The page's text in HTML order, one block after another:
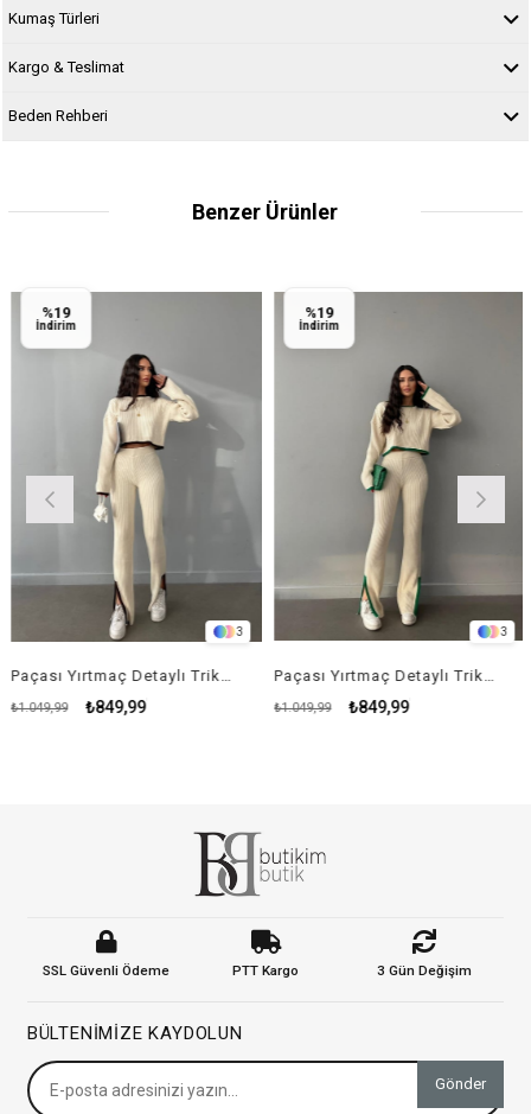
Kumaş Türleri
Kargo & Teslimat
Beden Rehberi
Benzer Ürünler
3
Paçası Yırtmaç Detaylı Triko Takım - KREM RENK
₺849,99
%19
İndirim
3
Paçası Yırtmaç Detaylı Triko Takım - YEŞİL
₺849,99
₺1.049,99
%19
İndirim
SSL Güvenli Ödeme PTT Kargo 3 Gün Değişim
BÜLTENIMIZE KAYDOLUN
Gönder